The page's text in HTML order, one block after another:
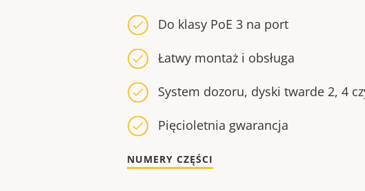
Do klasy PoE 3 na port
Łatwy montaż i obsługa
System dozoru, dyski twarde 2, 4
Pięcioletnia gwarancja
NUMERY CZĘŚCI